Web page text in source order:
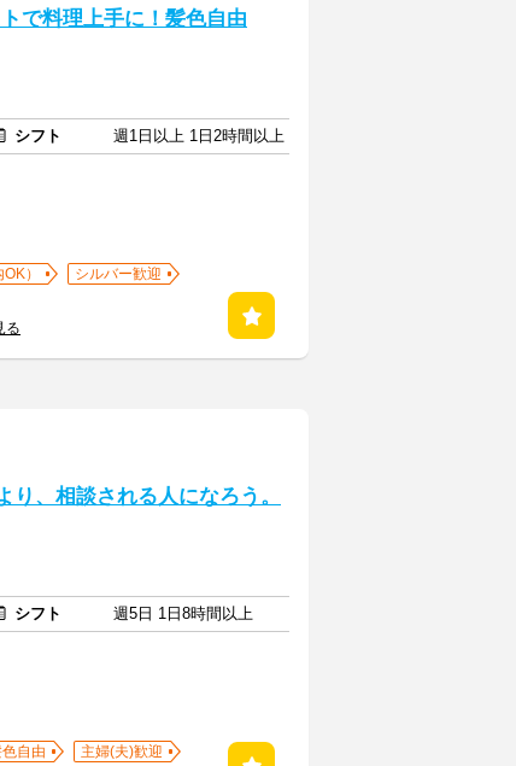
で料理上手に！髪色自由
シフト
週1日以上 1日2時間以上
）
シルバー歓迎
る
り、相談される人になろう。
シフト
週5日 1日8時間以上
自由
主婦(夫)歓迎